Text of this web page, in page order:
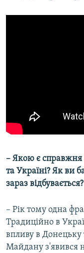
– Якою є справжня
та Україні? Як ви
зараз відбувається?
– Рік тому одна
Традиційно в
впливу в Донецьку
Майдану з'явився